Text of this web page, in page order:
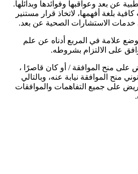
عن بعد وعواقبها وفوائدها وبدائلها.
بلغة أفهمها، لاتخاذ قرار مستنير
الاستشارات الصحية عن بعد.
علامة في المربع أدناه عن علم
على الالتزام بشروطه.
منح الموافقة / أو كان قاصرًا ،
منح الموافقة نيابة عنه، وبالتالي
على جميع التفاهمات والموافقات